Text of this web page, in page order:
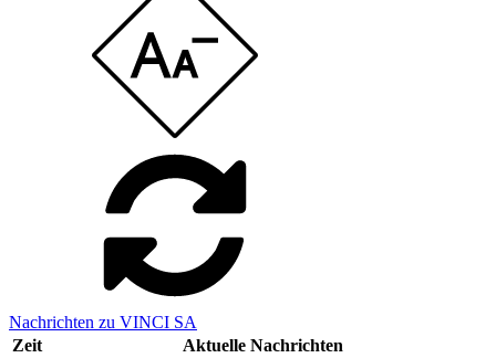
Nachrichten zu VINCI SA
Zeit
Aktuelle Nachrichten